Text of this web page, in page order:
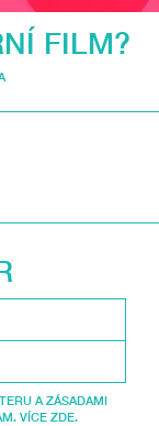
FILM?
A ZÁSADAMI
VÍCE ZDE.